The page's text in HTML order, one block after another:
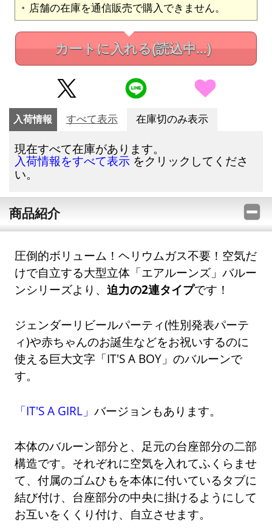
店舗の在庫を通信販売で購入できません。
カートに入れる(読込中...)
入荷情報 すべて表示 在庫切のみ表示
現在すべて在庫があります。
入荷情報をすべて表示 をクリックしてくださ
い。
商品紹介
圧倒的ボリューム！ヘリウムガス不要！空気だ
けで自立する大型立体「エアルーンズ」バルー
ンシリーズより、迫力の2連タイプです！
ジェンダーリビールパーティ(性別発表パーテ
ィ)や赤ちゃんのお誕生などをお祝いするのに
使える巨大文字「IT'S A BOY」のバルーンで
す。
「IT'S A GIRL」バージョンもあります。
本体のバルーン部分と、足元の台座部分の二部
構造です。それぞれに空気を入れてふくらませ
て、付属のゴムひもを本体に付いているタブに
結び付け、台座部分の中央に掛けるようにして
お互いをくくり付け、自立させます。